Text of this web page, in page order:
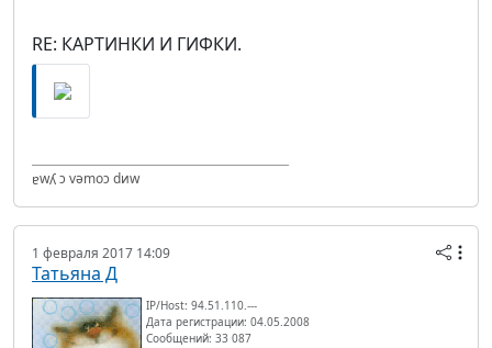
RE: КАРТИНКИ И ГИФКИ.
ɐwʎ ɔ vǝmоɔ dиw
1 февраля 2017 14:09
Татьяна Д
IP/Host: 94.51.110.---
Дата регистрации: 04.05.2008
Сообщений: 33 087